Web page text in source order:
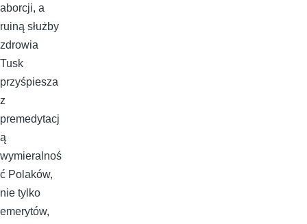
aborcji, a
ruiną służby
zdrowia
Tusk
przyśpiesza
z
premedytacj
ą
wymieralnoś
ć Polaków,
nie tylko
emerytów,